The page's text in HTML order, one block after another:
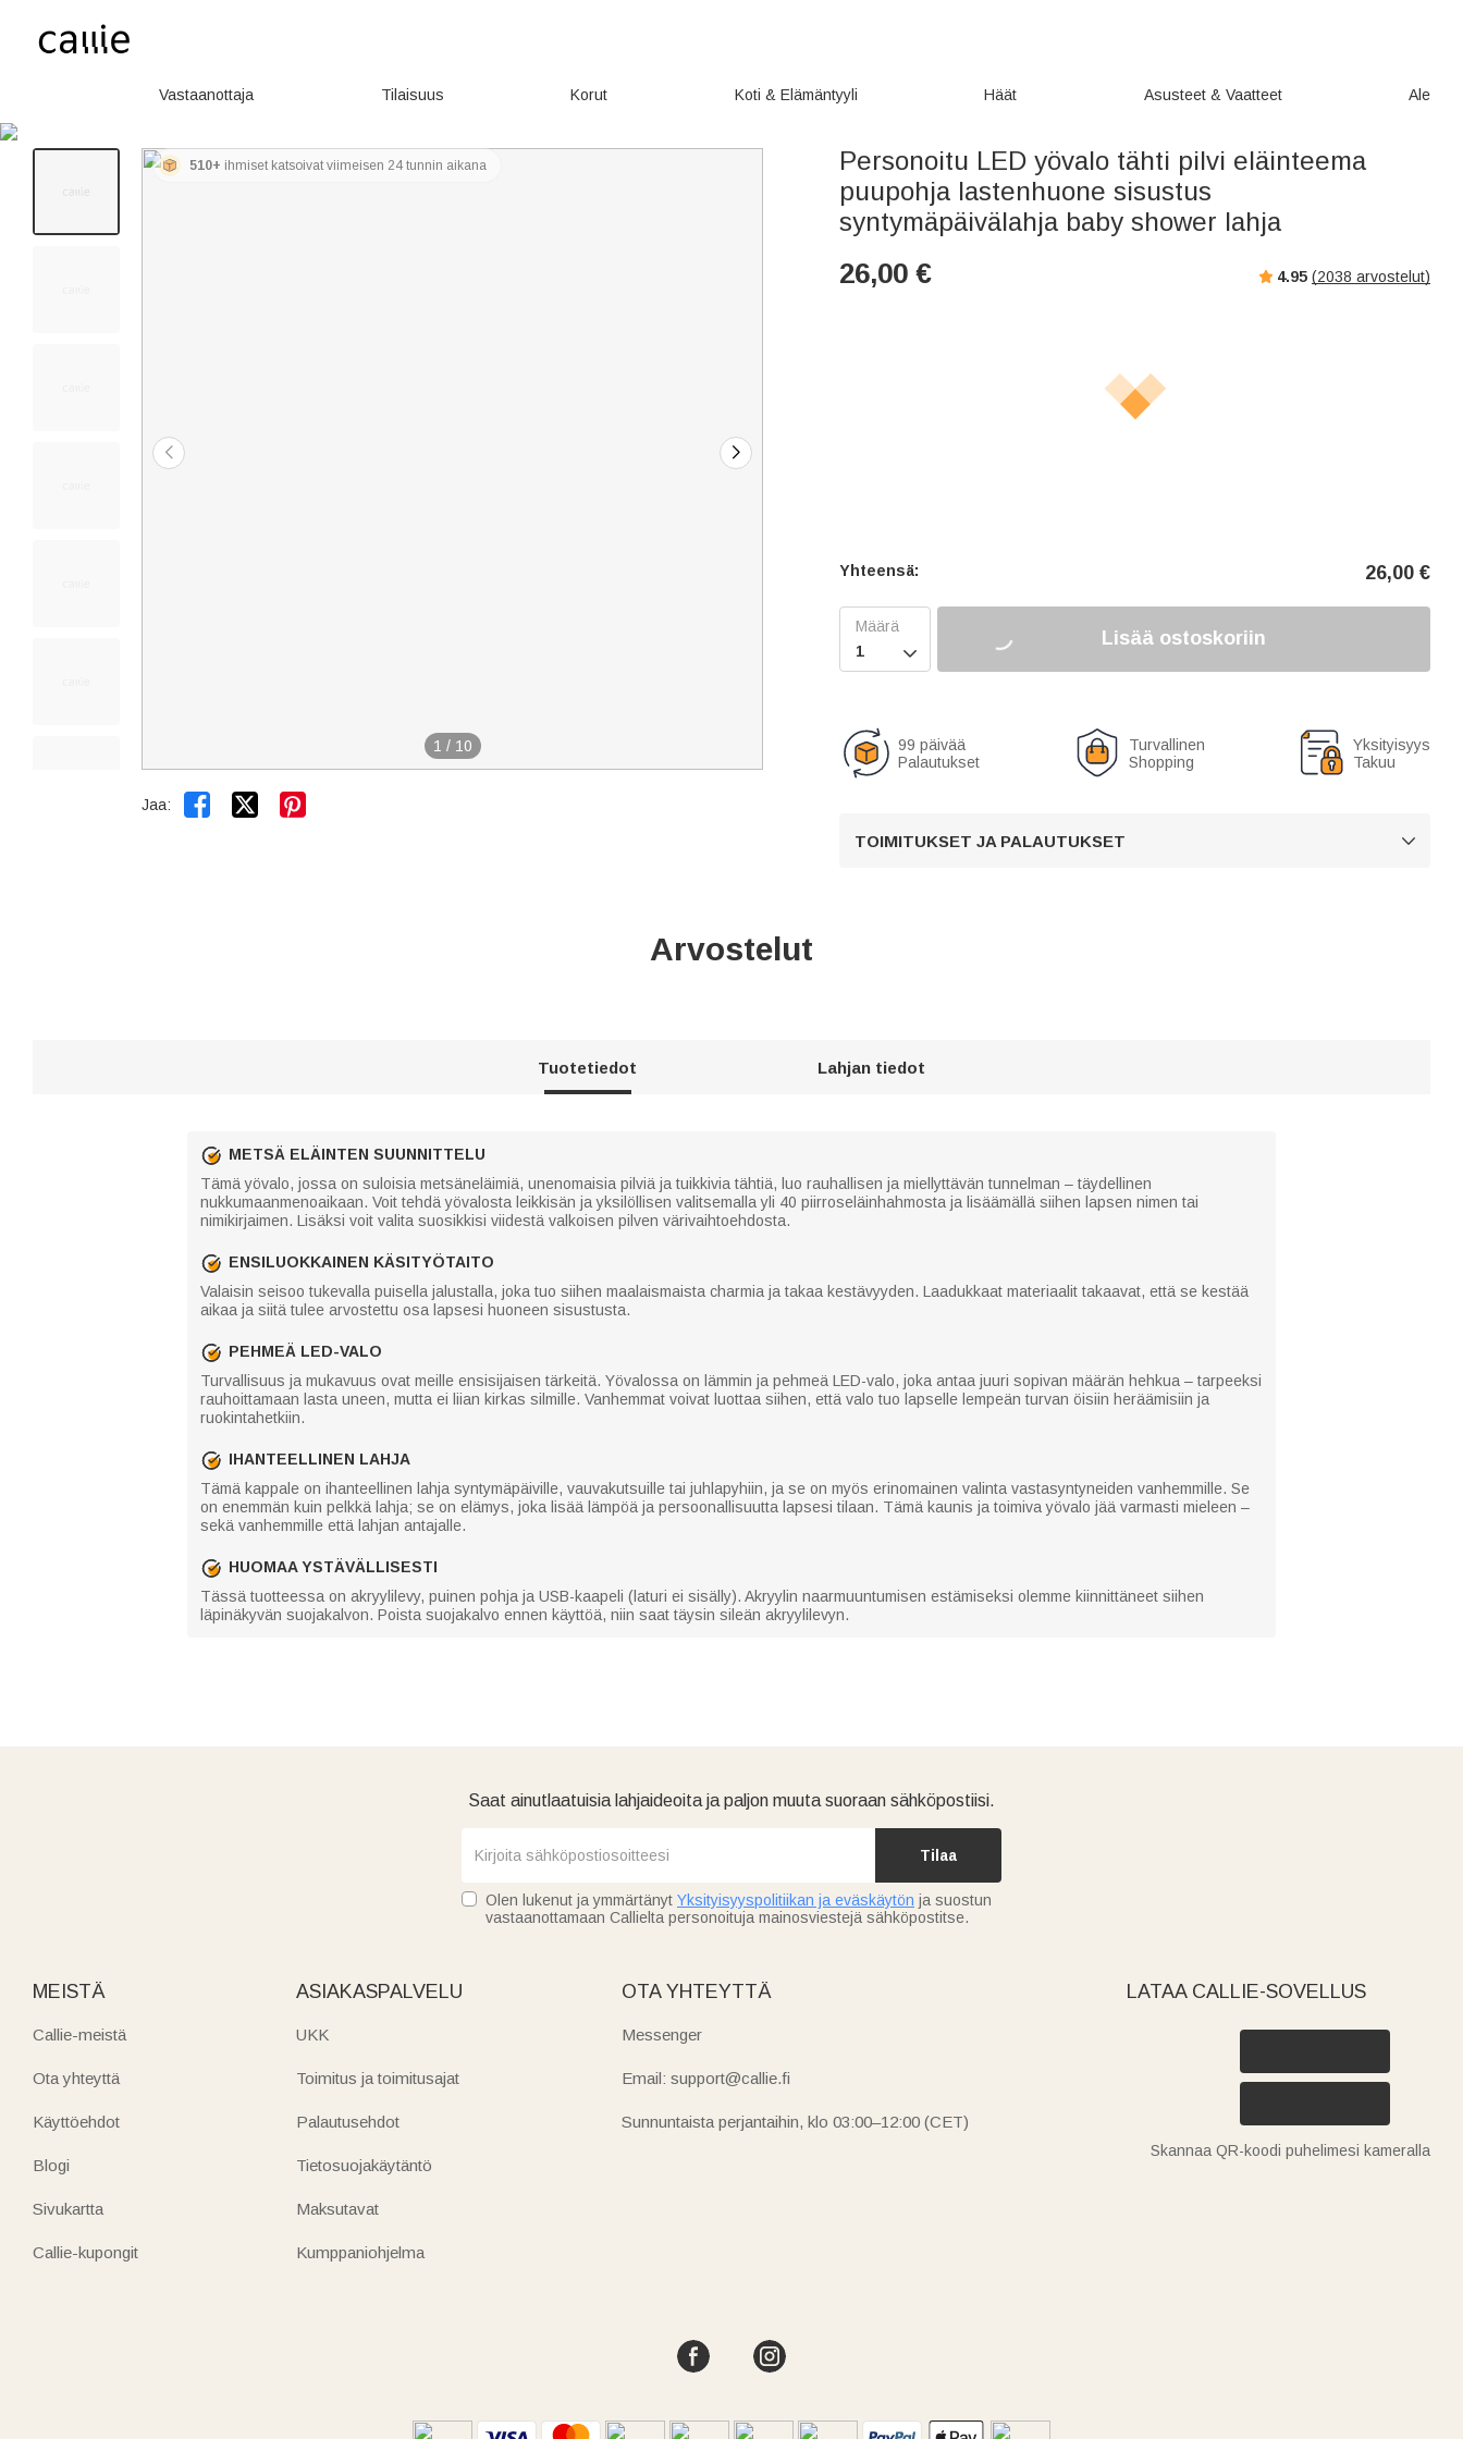
Vastaanottaja Tilaisuus Korut Koti & Elämäntyyli Häät Asusteet & Vaatteet Ale
1 / 10
Jaa:  
Personoitu LED yövalo tähti pilvi eläinteema
puupohja lastenhuone sisustus
syntymäpäivälahja baby shower lahja
26,00 € 4.95 (2038 arvostelut)
Yhteensä: 26,00 €

Lisää ostoskoriin
99 päivää
Palautukset
Turvallinen
Shopping
Yksityisyys
Takuu
TOIMITUKSET JA PALAUTUKSET 
Arvostelut
Tuotetiedot Lahjan tiedot
METSÄ ELÄINTEN SUUNNITTELU
Tämä yövalo, jossa on suloisia metsäneläimiä, unenomaisia pilviä ja tuikkivia tähtiä, luo rauhallisen ja miellyttävän tunnelman – täydellinen
nukkumaanmenoaikaan. Voit tehdä yövalosta leikkisän ja yksilöllisen valitsemalla yli 40 piirroseläinhahmosta ja lisäämällä siihen lapsen nimen tai
nimikirjaimen. Lisäksi voit valita suosikkisi viidestä valkoisen pilven värivaihtoehdosta.
ENSILUOKKAINEN KÄSITYÖTAITO
Valaisin seisoo tukevalla puisella jalustalla, joka tuo siihen maalaismaista charmia ja takaa kestävyyden. Laadukkaat materiaalit takaavat, että se kestää
aikaa ja siitä tulee arvostettu osa lapsesi huoneen sisustusta.
PEHMEÄ LED-VALO
Turvallisuus ja mukavuus ovat meille ensisijaisen tärkeitä. Yövalossa on lämmin ja pehmeä LED-valo, joka antaa juuri sopivan määrän hehkua – tarpeeksi
rauhoittamaan lasta uneen, mutta ei liian kirkas silmille. Vanhemmat voivat luottaa siihen, että valo tuo lapselle lempeän turvan öisiin heräämisiin ja
ruokintahetkiin.
IHANTEELLINEN LAHJA
Tämä kappale on ihanteellinen lahja syntymäpäiville, vauvakutsuille tai juhlapyhiin, ja se on myös erinomainen valinta vastasyntyneiden vanhemmille. Se
on enemmän kuin pelkkä lahja; se on elämys, joka lisää lämpöä ja persoonallisuutta lapsesi tilaan. Tämä kaunis ja toimiva yövalo jää varmasti mieleen –
sekä vanhemmille että lahjan antajalle.
HUOMAA YSTÄVÄLLISESTI
Tässä tuotteessa on akryylilevy, puinen pohja ja USB-kaapeli (laturi ei sisälly). Akryylin naarmuuntumisen estämiseksi olemme kiinnittäneet siihen
läpinäkyvän suojakalvon. Poista suojakalvo ennen käyttöä, niin saat täysin sileän akryylilevyn.
Saat ainutlaatuisia lahjaideoita ja paljon muuta suoraan sähköpostiisi.
Tilaa
Olen lukenut ja ymmärtänyt Yksityisyyspolitiikan ja eväskäytön ja suostun
vastaanottamaan Callielta personoituja mainosviestejä sähköpostitse.
MEISTÄ
Callie-meistä
Ota yhteyttä
Käyttöehdot
Blogi
Sivukartta
Callie-kupongit
ASIAKASPALVELU
UKK
Toimitus ja toimitusajat
Palautusehdot
Tietosuojakäytäntö
Maksutavat
Kumppaniohjelma
OTA YHTEYTTÄ
Messenger
Email: support@callie.fi
Sunnuntaista perjantaihin, klo 03:00–12:00 (CET)
LATAA CALLIE-SOVELLUS
Skannaa QR-koodi puhelimesi kameralla